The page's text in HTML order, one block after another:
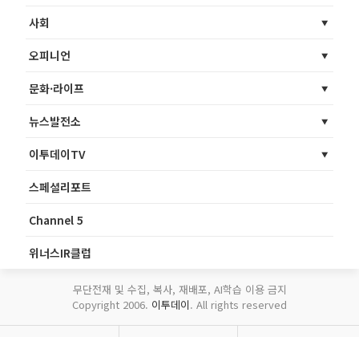
사회
오피니언
문화·라이프
뉴스발전소
이투데이TV
스페셜리포트
Channel 5
위너스IR클럽
무단전재 및 수집, 복사, 재배포, AI학습 이용 금지
Copyright 2006. 이투데이. All rights reserved